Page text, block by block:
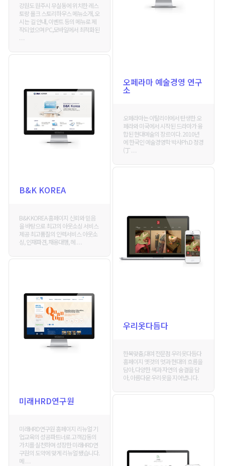
강원도 원주시 무실동에 위치한 레스
토랑 욜크 스토리하우스 메뉴소개, 오
시는 길 안내, 이벤트 등의 메뉴로 제
작되었으며 PC,모바일에서 최적화된
. . .
오페라마 예술경영 연구
소
오페라마는 이탈리아에서 탄생한 오
페라와 미국에서 시작된 드라마가 융
합된 현대예술의 장르이다. 2010년
에 한국인 예술경영학 박사Ph.D 정경
(丁 . . .
B&K KOREA
B&K KOREA 홈페이지 신뢰와 믿음
을 바탕으로 최고의 아웃소싱 서비스
제공 최고품질의 인력서비스 아웃소
싱, 인재파견, 채용대행, 헤 . . .
우리옷다듬다
한복맞춤,대여 전문점 우리옷다듬다
홈페이지 옛것의 멋과 현대의 흐름을
담아, 다양한 색과 자연의 숨결을 담
아, 아름다운 우리옷을 지어냅니다.
미래HRD연구원
미래HRD연구원 홈페이지 리뉴얼 기
업교육의 성공파트너로 고객감동의
가치를 실천하며 성장한 미래HRD연
구원의 도약에 맞게 리뉴얼 됐습니다.
메 . . .